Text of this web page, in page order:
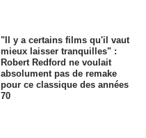
"Il y a certains films qu'il vaut
mieux laisser tranquilles" :
Robert Redford ne voulait
absolument pas de remake
pour ce classique des années
70